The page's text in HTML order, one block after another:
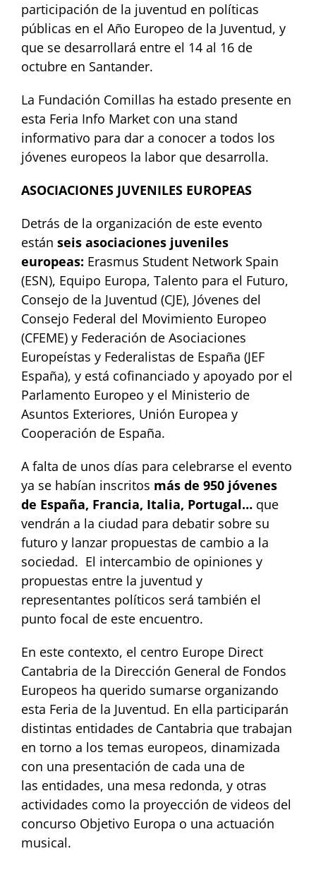
participación de la juventud en políticas
públicas en el Año Europeo de la Juventud, y
que se desarrollará entre el 14 al 16 de
octubre en Santander.
La Fundación Comillas ha estado presente en
esta Feria Info Market con una stand
informativo para dar a conocer a todos los
jóvenes europeos la labor que desarrolla.
ASOCIACIONES JUVENILES EUROPEAS
Detrás de la organización de este evento
están seis asociaciones juveniles
europeas: Erasmus Student Network Spain
(ESN), Equipo Europa, Talento para el Futuro,
Consejo de la Juventud (CJE), Jóvenes del
Consejo Federal del Movimiento Europeo
(CFEME) y Federación de Asociaciones
Europeístas y Federalistas de España (JEF
España), y está cofinanciado y apoyado por el
Parlamento Europeo y el Ministerio de
Asuntos Exteriores, Unión Europea y
Cooperación de España.
A falta de unos días para celebrarse el evento
ya se habían inscritos más de 950 jóvenes
de España, Francia, Italia, Portugal… que
vendrán a la ciudad para debatir sobre su
futuro y lanzar propuestas de cambio a la
sociedad. El intercambio de opiniones y
propuestas entre la juventud y
representantes políticos será también el
punto focal de este encuentro.
En este contexto, el centro Europe Direct
Cantabria de la Dirección General de Fondos
Europeos ha querido sumarse organizando
esta Feria de la Juventud. En ella participarán
distintas entidades de Cantabria que trabajan
en torno a los temas europeos, dinamizada
con una presentación de cada una de
las entidades, una mesa redonda, y otras
actividades como la proyección de videos del
concurso Objetivo Europa o una actuación
musical.